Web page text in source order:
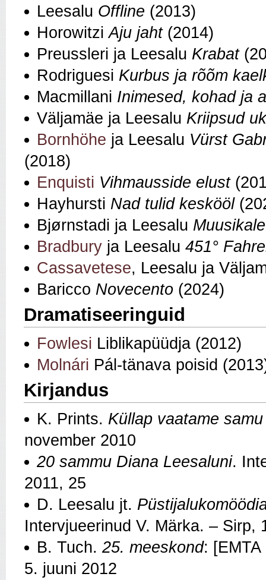
Leesalu Offline (2013)
HorowitziAju jaht(2014)
Preussleri ja Leesalu Krabat
Rodriguesi Kurbus ja rõõm
Macmillani Inimesed, kohad ja
Väljamäe ja Leesalu Kriipsud
Bornhöhe ja Leesalu Vürst
(2018)
Enquisti Vihmausside elust
Hayhursti Nad tulid keskööl
Bjørnstadi ja Leesalu Muusikale
Bradbury ja Leesalu 451°
Cassavetese, Leesalu ja
Baricco Novecento (2024)
Dramatiseeringuid
Fowlesi Liblikapüüdja (2012)
Molnári Pál-tänava poisid
Kirjandus
K. Prints. Küllap vaatame
november 2010
20 sammu Diana Leesaluni.
2011, 25
D. Leesalu jt.
Intervjueerinud V. Märka. – Sirp,
B. Tuch. 25. meeskond:
5. juuni 2012